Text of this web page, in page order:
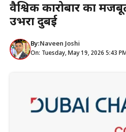
वैश्विक कारोबार का
उभरा दुबई
By:Naveen Joshi
On: Tuesday, May 19, 2026 5:43